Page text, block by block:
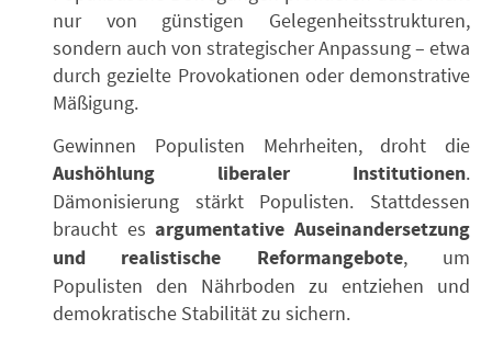
nur von günstigen Gelegenheitsstrukturen,
sondern auch von strategischer Anpassung – etwa
durch gezielte Provokationen oder demonstrative
Mäßigung.
Gewinnen Populisten Mehrheiten, droht die
Aushöhlung liberaler Institutionen.
Dämonisierung stärkt Populisten. Stattdessen
braucht es argumentative Auseinandersetzung
und realistische Reformangebote, um
Populisten den Nährboden zu entziehen und
demokratische Stabilität zu sichern.